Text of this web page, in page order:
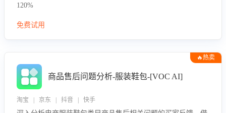
120%
免费试用
🔥热卖
商品售后问题分析-服装鞋包-[VOC AI]
淘宝 | 京东 | 抖音 | 快手